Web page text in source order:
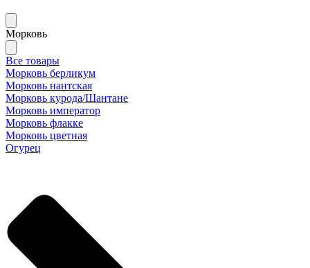
Морковь
Все товары
Морковь берликум
Морковь нантская
Морковь курода/Шантане
Морковь император
Морковь флакке
Морковь цветная
Огурец